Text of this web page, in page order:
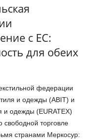
с ЕС:
для обеих
федерации
и одежды (ABIT) и
и одежды (EURATEX)
свободной торговле
странами Меркосур: